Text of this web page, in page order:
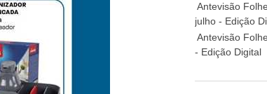
Antevisão
julho - Edição
Antevisão
- Edição Digital